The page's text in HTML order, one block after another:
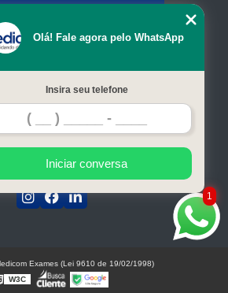
Contato
Mapa do site
1
Olá! Fale agora pelo WhatsApp
Insira seu telefone
Iniciar conversa
Exames (Lei 9610 de 19/02/1998)
W3C